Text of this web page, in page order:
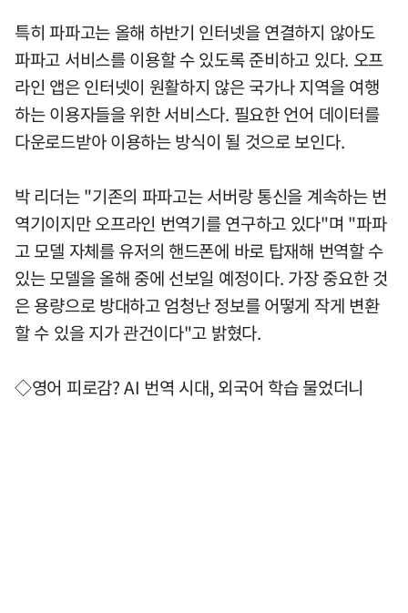
특히 파파고는 올해 하반기 인터넷을 연결하지 않아도
파파고 서비스를 이용할 수 있도록 준비하고 있다. 오프
라인 앱은 인터넷이 원활하지 않은 국가나 지역을 여행
하는 이용자들을 위한 서비스다. 필요한 언어 데이터를
다운로드받아 이용하는 방식이 될 것으로 보인다.
박 리더는 "기존의 파파고는 서버랑 통신을 계속하는 번
역기이지만 오프라인 번역기를 연구하고 있다"며 "파파
고 모델 자체를 유저의 핸드폰에 바로 탑재해 번역할 수
있는 모델을 올해 중에 선보일 예정이다. 가장 중요한 것
은 용량으로 방대하고 엄청난 정보를 어떻게 작게 변환
할 수 있을 지가 관건이다"고 밝혔다.
◇영어 피로감? AI 번역 시대, 외국어 학습 물었더니